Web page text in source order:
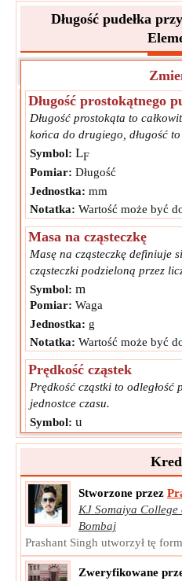
Długość pudełka
Długość prostokątnego
Długość prostokąta to
końca do drugiego, długość
Symbol: LF
Pomiar: Długość
Jednostka: mm
Notatka: Wartość może być
Masa na cząsteczkę
Masę na cząsteczkę definiuje
cząsteczki podzieloną przez
Symbol: m
Pomiar: Waga
Jednostka: g
Notatka: Wartość może być
Prędkość cząstek
Prędkość cząstki to odległość
jednostce czasu.
Symbol: u
Pomiar:Prędkość
Notatka:Wartość może być
Siła
Siła działająca na element
ścinania działających na niego
Symbol: F
Pomiar:
Zmuszać
Stworzone przez
KJ Somaiya College
Bombaj
Prashant Singh utworzył tę
Zweryfikowane